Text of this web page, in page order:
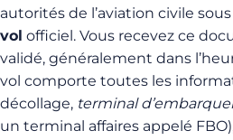
autorités de l’aviation civile
vol officiel. Vous recevez ce
validé, généralement dans
vol comporte toutes les
décollage, terminal
un terminal affaires appelé